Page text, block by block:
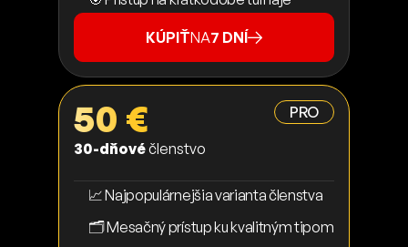
KÚPIŤNA7 DNÍ
PRO
50 €
30-dňovéčlenstvo
📈 Najpopulárnejšia varianta členstva
🗂️ Mesačný prístup ku kvalitným tipom